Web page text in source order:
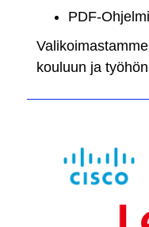
PDF-
kouluun ja